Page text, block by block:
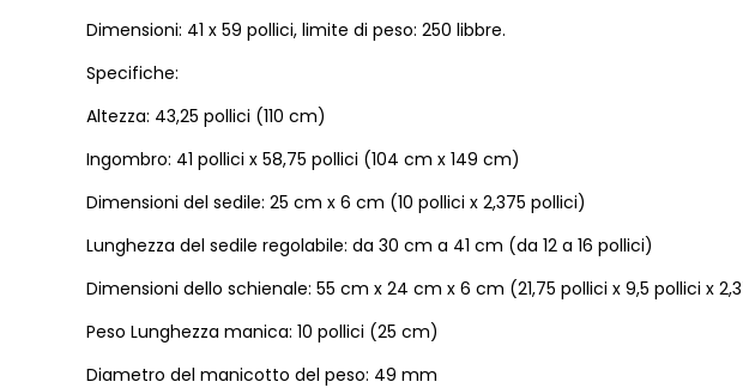
Dimensioni: 41 x 59 pollici, limite di peso: 250 libbre.
Specifiche:
Altezza: 43,25 pollici (110 cm)
Ingombro: 41 pollici x 58,75 pollici (104 cm x 149 cm)
Dimensioni del sedile: 25 cm x 6 cm (10 pollici x 2,375 pollici)
Lunghezza del sedile regolabile: da 30 cm a 41 cm (da 12 a 16 pollici)
Dimensioni dello schienale: 55 cm x 24 cm x 6 cm (21,75 pollici x 9,5 pollici x
Peso Lunghezza manica: 10 pollici (25 cm)
Diametro del manicotto del peso: 49 mm